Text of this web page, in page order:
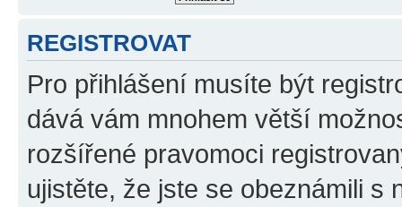
REGISTROVAT
Pro přihlášení musíte být
dává vám mnohem větší
rozšířené pravomoci
ujistěte, že jste se obeznámili s